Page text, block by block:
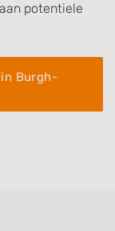
potentiele
Burgh-